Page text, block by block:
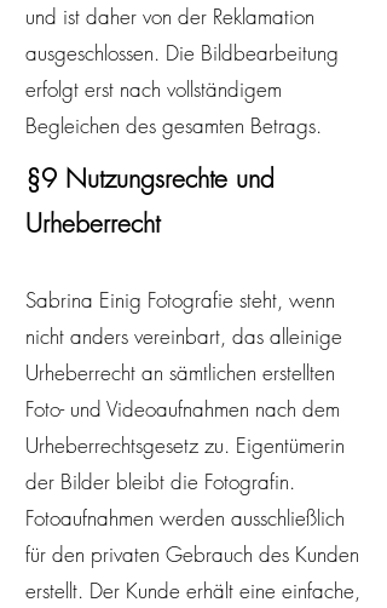
und ist daher von der Reklamation
ausgeschlossen. Die Bildbearbeitung
erfolgt erst nach vollständigem
Begleichen des gesamten Betrags.
§9 Nutzungsrechte und
Urheberrecht
Sabrina Einig Fotografie steht, wenn
nicht anders vereinbart, das alleinige
Urheberrecht an sämtlichen erstellten
Foto- und Videoaufnahmen nach dem
Urheberrechtsgesetz zu. Eigentümerin
der Bilder bleibt die Fotografin.
Fotoaufnahmen werden ausschließlich
für den privaten Gebrauch des Kunden
erstellt. Der Kunde erhält eine einfache,